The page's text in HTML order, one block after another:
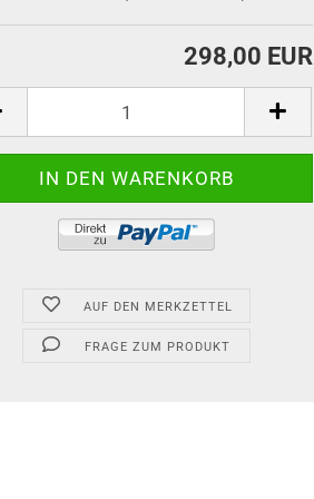
298,00 EUR
AUF DEN MERKZETTEL
FRAGE ZUM PRODUKT